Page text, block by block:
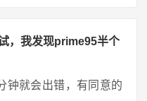
，我发现prime95半个
钟就会出错，有同意的